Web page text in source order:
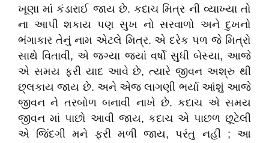
ખૂણા માં કંડારાઈ જાય છે. કદાચ મિત્ર ની વ્યાખ્યા તો
ના આપી શકાય પણ સુખ નો સરવાળો અને દુખનો
ભંગાકાર તેનું નામ એટલે મિત્ર. એ દરેક પળ જે મિત્રો
સાથે વિતાવી, એ જગ્યા જ્યાં વર્ષો સુધી બેસ્યા, આજે
એ સમય ફરી યાદ આવે છે, ત્યારે જીવન અશ્રુ થી
છ્લકાય જાય છે. અને એજ લાગણી ભર્યા આંશું આજે
જીવન ને તરબોળ બનાવી નાખે છે. કદાચ એ સમય
જીવન માં પાછો આવી જાય, કદાચ એ પાછળ છૂટેલી
એ જિંદગી મને ફરી મળી જાય, પરંતુ નહીં ; આ